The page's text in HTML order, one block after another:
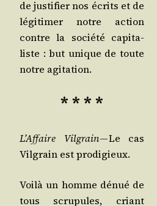
de jus­ti­fier nos écrits et de
légi­ti­mer notre action
contre la socié­té capi­ta­
liste : but unique de toute
notre agitation.
* * * *
L’Af­faire Vil­grain— Le cas
Vil­grain est prodigieux.
Voi­là un homme dénué de
tous scru­pules, criant